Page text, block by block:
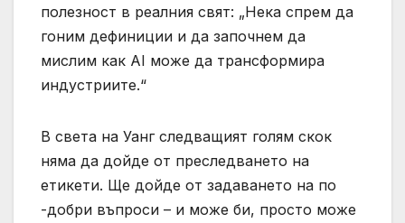
полезност в реалния свят: „Нека спрем да
гоним дефиниции и да започнем да
мислим как AI може да трансформира
индустриите.“
В света на Уанг следващият голям скок
няма да дойде от преследването на
етикети. Ще дойде от задаването на по
-добри въпроси – и може би, просто може